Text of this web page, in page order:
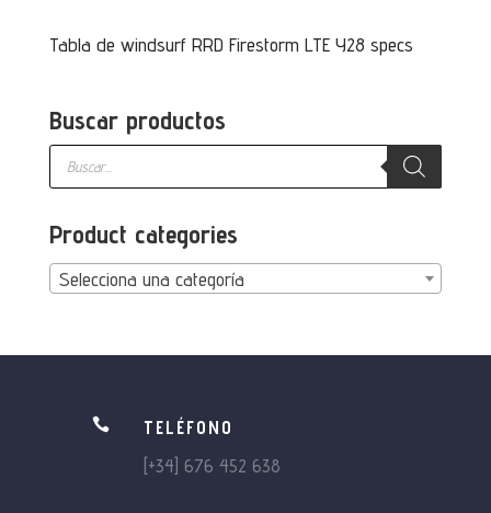
Tabla de windsurf RRD Firestorm LTE Y28 specs
Buscar productos
Búsqueda
productos
Product categories
Selecciona una categoría

TELÉFONO
[+34] 676 452 638